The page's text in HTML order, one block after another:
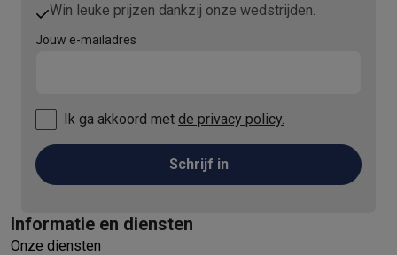
Win leuke prijzen dankzij onze wedstrijden.
Jouw e-mailadres
Ik ga akkoord met de privacy policy.
Schrijf in
Informatie en diensten
Onze diensten